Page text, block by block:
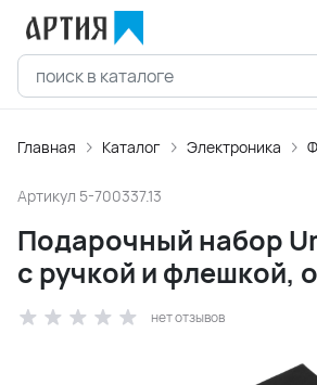
Главная Каталог Электроника
Артикул 5-700337.13
Подарочный набор
с ручкой и флешкой,
нет отзывов